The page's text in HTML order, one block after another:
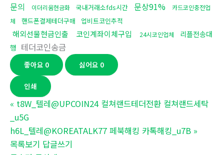
문의
이더리움현금화 국내거래소fds시간 문상91%
카드코인충전업
체
핸드폰결제테더구매 업비트코인추적
해외선물현금인출 코인계좌이체구입 24시코인업체
리플전송대
행 테더코인송금
좋아요 0 싫어요 0
인쇄
« t8W_텔레@UPCOIN24 컬쳐랜드테더전환 컬쳐랜드세탁
_u5G
h6L_텔레@KOREATALK77 페북해킹 카톡해킹_u7B »
목록보기 답글쓰기